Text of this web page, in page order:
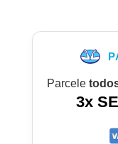
Parcele
3x